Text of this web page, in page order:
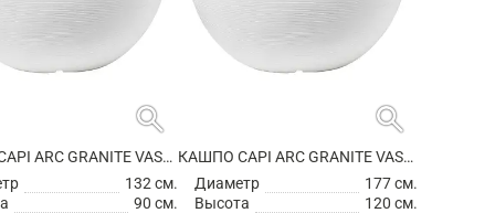
search
КАШПО CAPI ARC GRANITE VASE BALL WHITE
132 см.
90 см.
search
КАШПО CAPI ARC GRANITE VASE BALL WHITE
Диаметр
177 см.
Высота
120 см.